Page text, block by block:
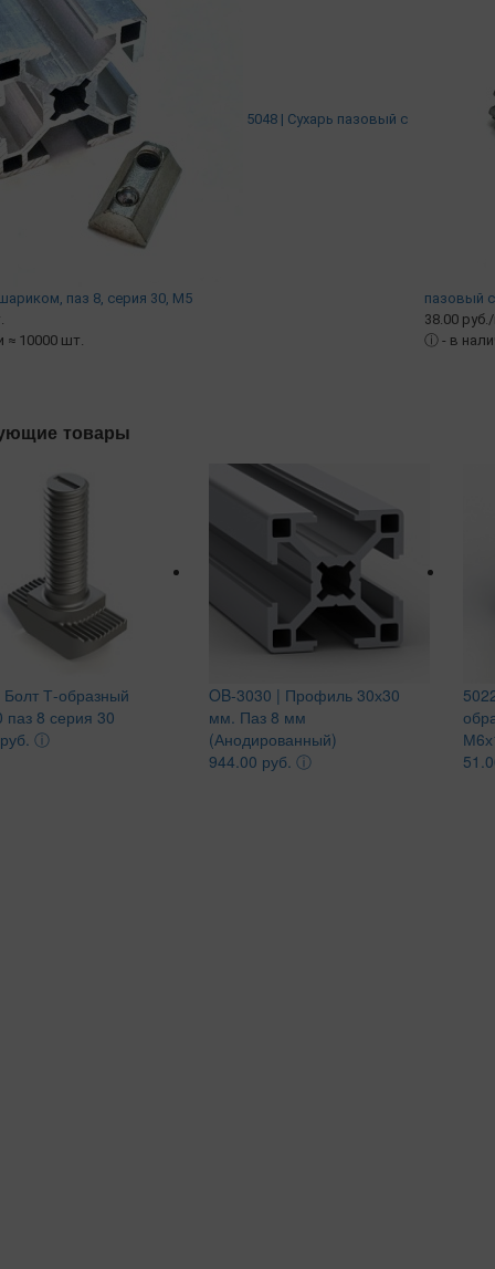
5048 | Сухарь пазовый c
паз 8, серия 30, М5
≈ 10000 шт.
пазовый
38.00
ⓘ - в
товары
Т-образный
8 серия 30
ⓘ
OB-3030 | Профиль 30х30
мм. Паз 8 мм
(Анодированный)
944.00 руб.ⓘ